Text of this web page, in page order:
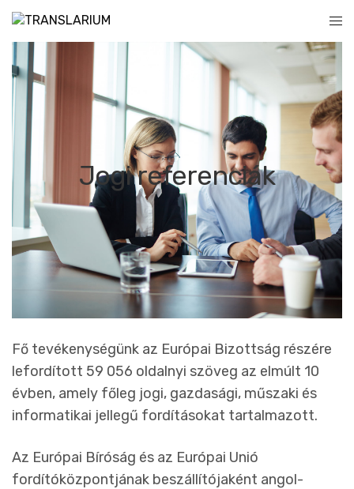
Jogi referenciák
Fő tevékenységünk az Európai Bizottság részére
lefordított 59 056 oldalnyi szöveg az elmúlt 10
évben, amely főleg jogi, gazdasági, műszaki és
informatikai jellegű fordításokat tartalmazott.
Az Európai Bíróság és az Európai Unió
fordítóközpontjának beszállítójaként angol-